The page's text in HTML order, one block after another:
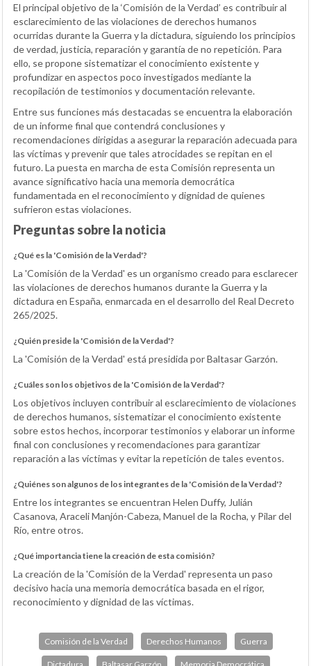
El principal objetivo de la ‘Comisión de la Verdad’ es contribuir al
esclarecimiento de las violaciones de derechos humanos
ocurridas durante la Guerra y la dictadura, siguiendo los principios
de verdad, justicia, reparación y garantía de no repetición. Para
ello, se propone sistematizar el conocimiento existente y
profundizar en aspectos poco investigados mediante la
recopilación de testimonios y documentación relevante.
Entre sus funciones más destacadas se encuentra la elaboración
de un informe final que contendrá conclusiones y
recomendaciones dirigidas a asegurar la reparación adecuada para
las víctimas y prevenir que tales atrocidades se repitan en el
futuro. La puesta en marcha de esta Comisión representa un
avance significativo hacia una memoria democrática
fundamentada en el reconocimiento y dignidad de quienes
sufrieron estas violaciones.
Preguntas sobre la noticia
¿Qué es la 'Comisión de la Verdad'?
La 'Comisión de la Verdad' es un organismo creado para esclarecer
las violaciones de derechos humanos durante la Guerra y la
dictadura en España, enmarcada en el desarrollo del Real Decreto
265/2025.
¿Quién preside la 'Comisión de la Verdad'?
La 'Comisión de la Verdad' está presidida por Baltasar Garzón.
¿Cuáles son los objetivos de la 'Comisión de la Verdad'?
Los objetivos incluyen contribuir al esclarecimiento de violaciones
de derechos humanos, sistematizar el conocimiento existente
sobre estos hechos, incorporar testimonios y elaborar un informe
final con conclusiones y recomendaciones para garantizar
reparación a las víctimas y evitar la repetición de tales eventos.
¿Quiénes son algunos de los integrantes de la 'Comisión de la Verdad'?
Entre los integrantes se encuentran Helen Duffy, Julián
Casanova, Araceli Manjón-Cabeza, Manuel de la Rocha, y Pilar del
Río, entre otros.
¿Qué importancia tiene la creación de esta comisión?
La creación de la 'Comisión de la Verdad' representa un paso
decisivo hacia una memoria democrática basada en el rigor,
reconocimiento y dignidad de las víctimas.
Comisión de la Verdad Derechos Humanos Guerra